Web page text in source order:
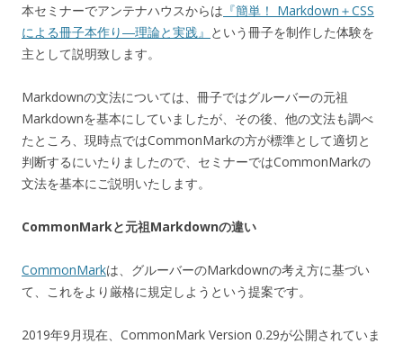
本セミナーでアンテナハウスからは 『簡単！ Markdown＋CSS
による冊子本作り―理論と実践』 という冊子を制作した体験を
主として説明致します。
Markdownの文法については、冊子ではグルーバーの元祖
Markdownを基本にしていましたが、その後、他の文法も調べ
たところ、現時点ではCommonMarkの方が標準として適切と
判断するにいたりましたので、セミナーではCommonMarkの
文法を基本にご説明いたします。
CommonMarkと元祖Markdownの違い
CommonMarkは、グルーバーのMarkdownの考え方に基づい
て、これをより厳格に規定しようという提案です。
2019年9月現在、 CommonMark Version 0.29が公開されていま